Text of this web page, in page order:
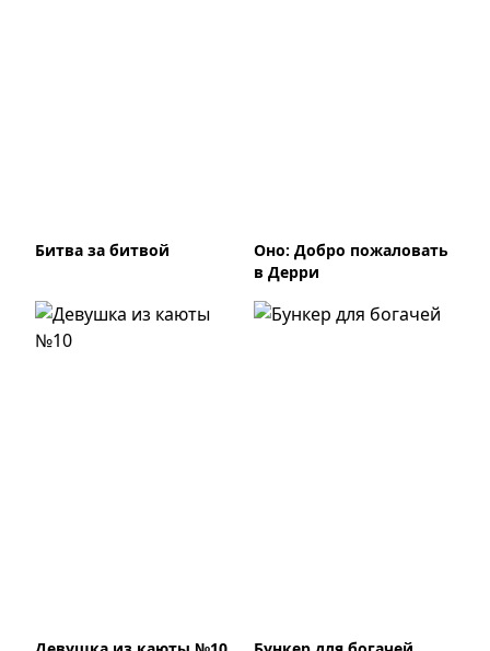
Битва за битвой
Оно: Добро пожаловать
в Дерри